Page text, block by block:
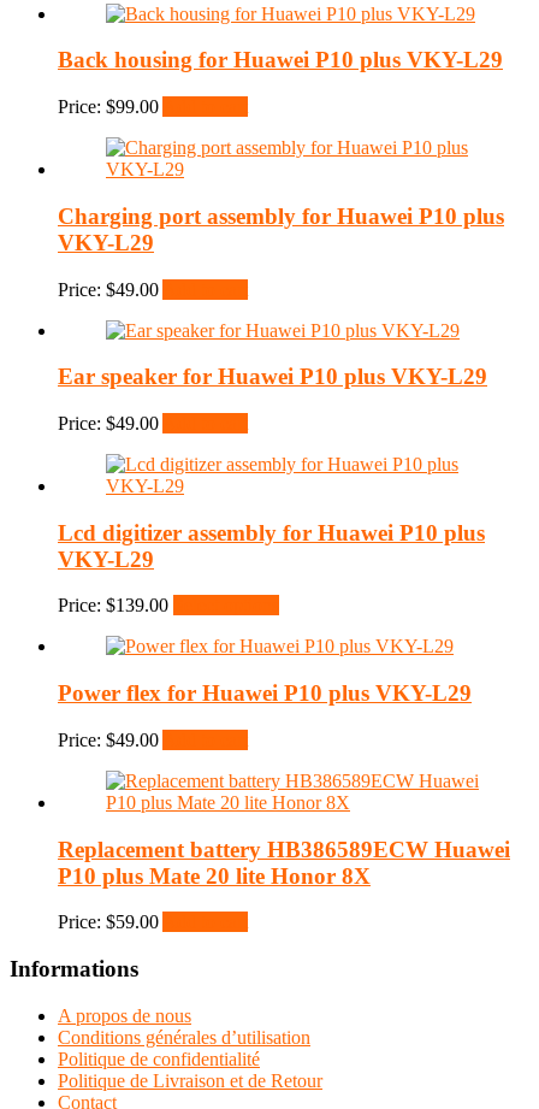
Back housing for Huawei P10 plus VKY-L29
Price: $99.00
Charging port assembly for Huawei P10 plus
VKY-L29
Price: $49.00
Ear speaker for Huawei P10 plus VKY-L29
Price: $49.00
Lcd digitizer assembly for Huawei P10 plus
VKY-L29
Price: $139.00
Power flex for Huawei P10 plus VKY-L29
Price: $49.00
Replacement battery HB386589ECW Huawei
P10 plus Mate 20 lite Honor 8X
Price: $59.00
Informations
A propos de nous
Conditions générales d’utilisation
Politique de confidentialité
Politique de Livraison et de Retour
Contact